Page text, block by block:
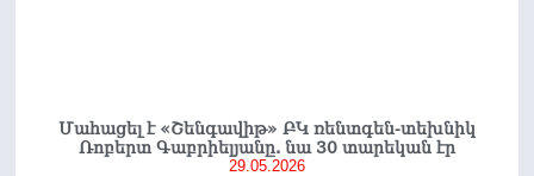
Մահացել է «Շենգավիթ» ԲԿ ռենտգեն-տեխնիկ
Ռոբերտ Գաբրիելյանը. նա 30 տարեկան էր
29.05.2026